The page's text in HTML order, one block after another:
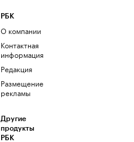
РБК
О компании
Контактная
информация
Редакция
Размещение
рекламы
Другие
продукты
РБК